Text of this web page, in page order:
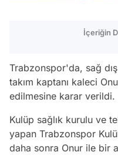
İçeriğin
Trabzonspor'da, sağ dış
takım kaptanı kaleci
edilmesine karar verildi.
Kulüp sağlık kurulu ve
yapan Trabzonspor
daha sonra Onur ile bir